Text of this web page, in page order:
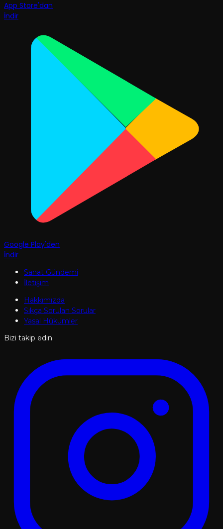
App Store'dan
İndir
Google Play'den
İndir
Sanat Gündemi
İletişim
Hakkımızda
Sıkça Sorulan Sorular
Yasal Hükümler
Bizi takip edin